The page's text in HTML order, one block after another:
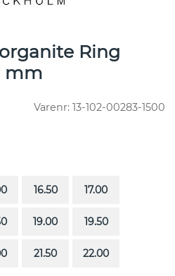
Ring
mm
Varenr: 13-102-00283-1500
16.50 17.00
19.00 19.50
21.50 22.00